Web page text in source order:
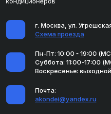
г. Москва, ул.
Схема проезда
Пн-Пт: 10:00 - 19:00
Суббота: 11:00-17:00
Воскресенье: выходной
Почта:
akondei@yandex.ru